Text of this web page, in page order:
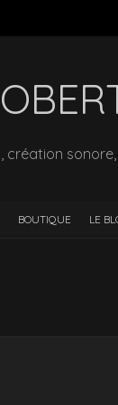
création
BOUTIQUE LE